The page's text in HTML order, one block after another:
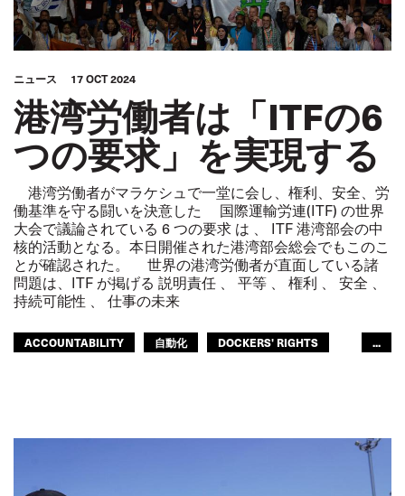
ニュース 17 OCT 2024
港湾労働者は「ITFの6
つの要求」を実現する
港湾労働者がマラケシュで一堂に会し、権利、安全、労
働基準を守る闘いを決意した 国際運輸労連(ITF) の世界
大会で議論されている 6 つの要求 は 、 ITF 港湾部会の中
核的活動となる。本日開催された港湾部会総会でもこのこ
とが確認された。 世界の港湾労働者が直面している諸
問題は、ITF が掲げる 説明責任 、 平等 、 権利 、 安全 、
持続可能性 、 仕事の未来
ACCOUNTABILITY 自動化
DOCKERS' RIGHTS
...